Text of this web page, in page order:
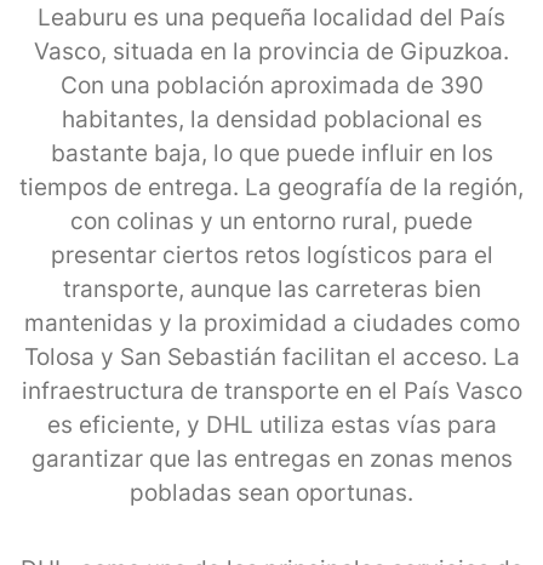
Leaburu es una pequeña localidad del País
Vasco, situada en la provincia de Gipuzkoa.
Con una población aproximada de 390
habitantes, la densidad poblacional es
bastante baja, lo que puede influir en los
tiempos de entrega. La geografía de la región,
con colinas y un entorno rural, puede
presentar ciertos retos logísticos para el
transporte, aunque las carreteras bien
mantenidas y la proximidad a ciudades como
Tolosa y San Sebastián facilitan el acceso. La
infraestructura de transporte en el País Vasco
es eficiente, y DHL utiliza estas vías para
garantizar que las entregas en zonas menos
pobladas sean oportunas.